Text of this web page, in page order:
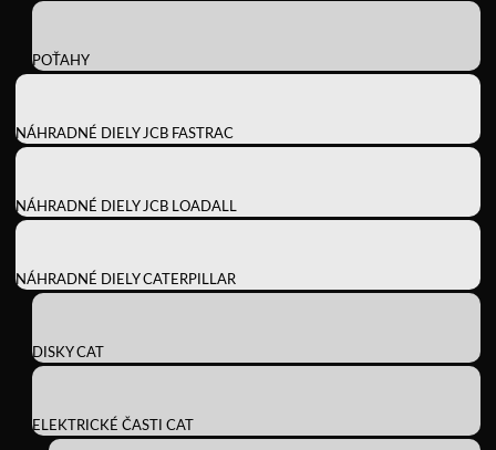
POŤAHY
NÁHRADNÉ DIELY JCB FASTRAC
NÁHRADNÉ DIELY JCB LOADALL
NÁHRADNÉ DIELY CATERPILLAR
DISKY CAT
ELEKTRICKÉ ČASTI CAT